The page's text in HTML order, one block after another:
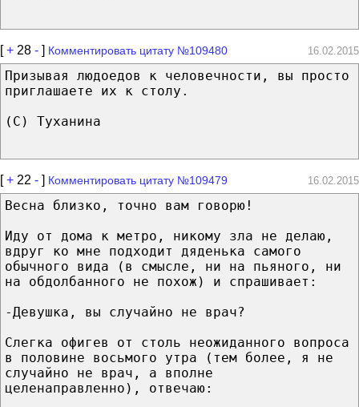
[+ 28 - ] Комментировать цитату №109480 16.02.2015
Призывая людоедов к человечности, вы просто
приглашаете их к столу.
(C) Туханина
[+ 22 - ] Комментировать цитату №109479 16.02.2015
Весна близко, точно вам говорю!
Иду от дома к метро, никому зла не делаю,
вдруг ко мне подходит дяденька самого
обычного вида (в смысле, ни на пьяного, ни
на обдолбанного не похож) и спрашивает:
-Девушка, вы случайно не врач?
Слегка офигев от столь неожиданного вопроса
в половине восьмого утра (тем более, я не
случайно не врач, а вполне
целенаправленно), отвечаю: